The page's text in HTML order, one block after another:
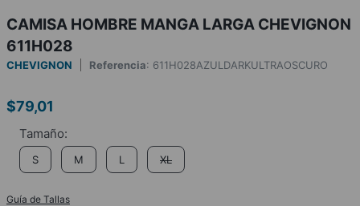
CAMISA HOMBRE MANGA LARGA CHEVIGNON
611H028
CHEVIGNON Referencia: 611H028AZULDARKULTRAOSCURO
$79,01
S M L XL
Guía de Tallas